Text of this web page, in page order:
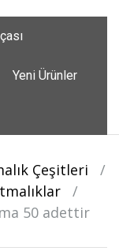
Yeni Ürünler
Çeşitleri
/
/
50 adettir